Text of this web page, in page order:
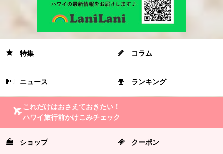
特集 コラム
ニュース ランキング
これだけはおさえておきたい！
ハワイ旅行前かけこみチェック
ショップ クーポン